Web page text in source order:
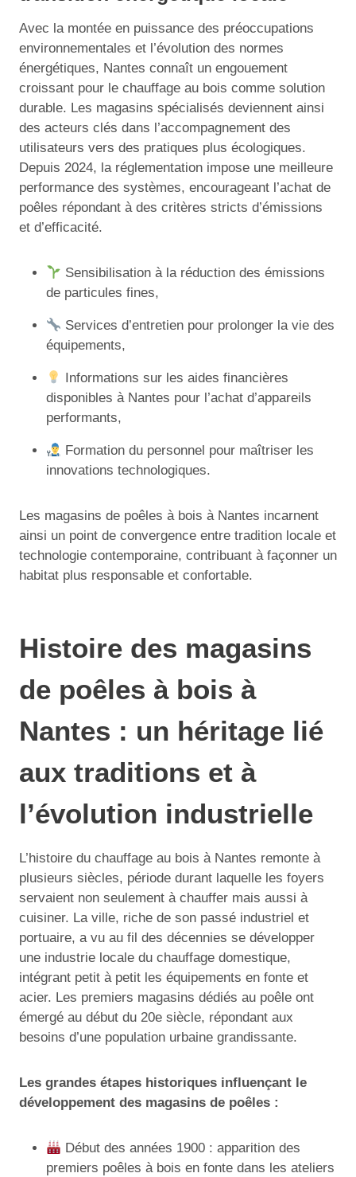
Avec la montée en puissance des préoccupations
environnementales et l’évolution des normes
énergétiques, Nantes connaît un engouement
croissant pour le chauffage au bois comme solution
durable. Les magasins spécialisés deviennent ainsi
des acteurs clés dans l’accompagnement des
utilisateurs vers des pratiques plus écologiques.
Depuis 2024, la réglementation impose une meilleure
performance des systèmes, encourageant l’achat de
poêles répondant à des critères stricts d’émissions
et d’efficacité.
Sensibilisation à la réduction des émissions
de particules fines,
Services d’entretien pour prolonger la vie des
équipements,
Informations sur les aides financières
disponibles à Nantes pour l’achat d’appareils
performants,
Formation du personnel pour maîtriser les
innovations technologiques.
Les magasins de poêles à bois à Nantes incarnent
ainsi un point de convergence entre tradition locale et
technologie contemporaine, contribuant à façonner un
habitat plus responsable et confortable.
Histoire des magasins
de poêles à bois à
Nantes : un héritage lié
aux traditions et à
l’évolution industrielle
L’histoire du chauffage au bois à Nantes remonte à
plusieurs siècles, période durant laquelle les foyers
servaient non seulement à chauffer mais aussi à
cuisiner. La ville, riche de son passé industriel et
portuaire, a vu au fil des décennies se développer
une industrie locale du chauffage domestique,
intégrant petit à petit les équipements en fonte et
acier. Les premiers magasins dédiés au poêle ont
émergé au début du 20e siècle, répondant aux
besoins d’une population urbaine grandissante.
Les grandes étapes historiques influençant le
développement des magasins de poêles :
Début des années 1900 : apparition des
premiers poêles à bois en fonte dans les ateliers